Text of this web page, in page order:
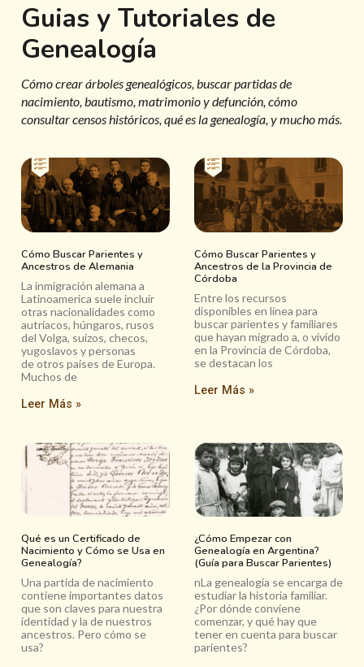
Guias y Tutoriales de
Genealogía
Cómo crear árboles genealógicos, buscar partidas de
nacimiento, bautismo, matrimonio y defunción, cómo
consultar censos históricos, qué es la genealogía, y mucho más.
Cómo Buscar Parientes y
Ancestros de Alemania
La inmigración alemana a
Latinoamerica suele incluir
otras nacionalidades como
autríacos, húngaros, rusos
del Volga, suizos, checos,
yugoslavos y personas
de otros países de Europa.
Muchos de
Leer Más »
Cómo Buscar Parientes y
Ancestros de la Provincia de
Córdoba
Entre los recursos
disponibles en línea para
buscar parientes y familiares
que hayan migrado a, o vivido
en la Provincia de Córdoba,
se destacan los
Leer Más »
Qué es un Certificado de
Nacimiento y Cómo se Usa en
Genealogía?
Una partida de nacimiento
contiene importantes datos
que son claves para nuestra
identidad y la de nuestros
ancestros. Pero cómo se
usa?
¿Cómo Empezar con
Genealogía en Argentina?
(Guía para Buscar Parientes)
nLa genealogía se encarga de
estudiar la historia familiar.
¿Por dónde conviene
comenzar, y qué hay que
tener en cuenta para buscar
parientes?